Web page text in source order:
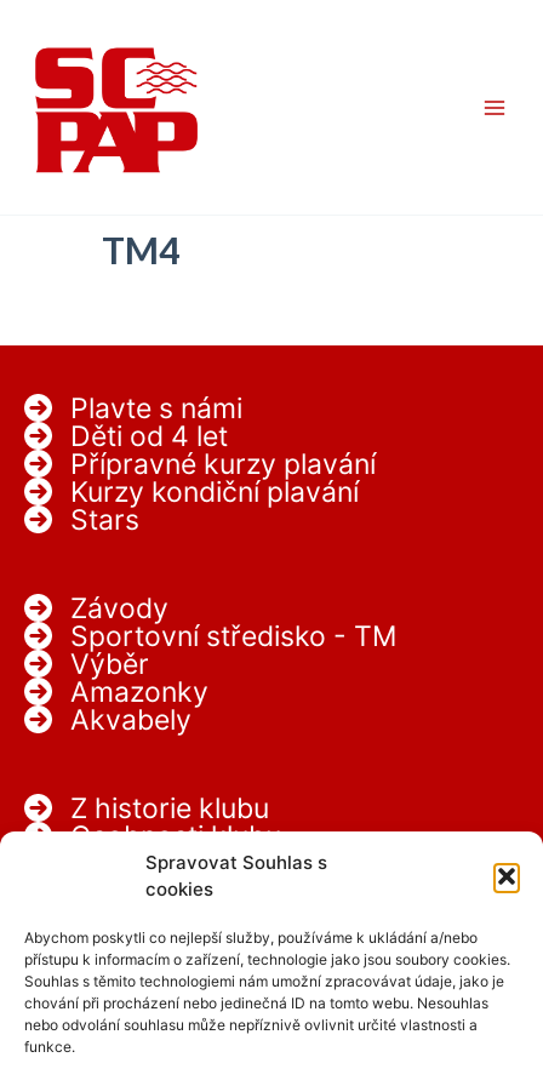
Spravovat Souhlas s
cookies
Abychom poskytli co nejlepší služby, používáme k ukládání a/nebo
přístupu k informacím o zařízení, technologie jako jsou soubory cookies.
Souhlas s těmito technologiemi nám umožní zpracovávat údaje, jako je
chování při procházení nebo jedinečná ID na tomto webu. Nesouhlas
nebo odvolání souhlasu může nepříznivě ovlivnit určité vlastnosti a
funkce.
obsah
TM4
Plavte s námi
Děti od 4 let
Přípravné kurzy plavání
Kurzy kondiční plavání
Stars
Závody
Sportovní středisko - TM
Výběr
Amazonky
Akvabely
Z historie klubu
Osobnosti klubu
Partneři
Kariéra